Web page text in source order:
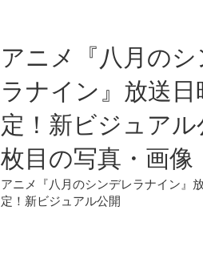
アニメ『八月のシ
ラナイン』放送日
定！新ビジュアル
枚目の写真・画像
アニメ『八月のシンデレラナイン』
定！新ビジュアル公開